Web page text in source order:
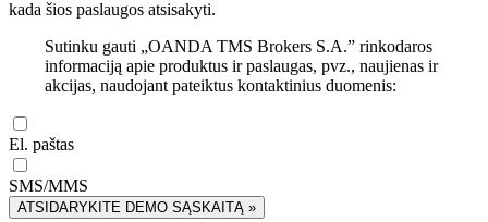
kada šios paslaugos atsisakyti.
Sutinku gauti „OANDA TMS Brokers S.A.” rinkodaros
informaciją apie produktus ir paslaugas, pvz., naujienas ir
akcijas, naudojant pateiktus kontaktinius duomenis:
El. paštas
SMS/MMS
ATSIDARYKITE DEMO SĄSKAITĄ »